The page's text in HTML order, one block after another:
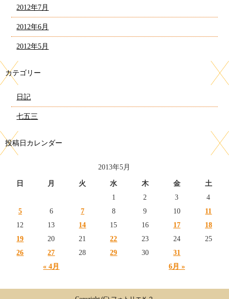
2012年7月
2012年6月
2012年5月
カテゴリー
日記
七五三
投稿日カレンダー
2013年5月
日 月 火 水 木 金 土
« 4月 6月 »
1 2 3
4
5
6 7 8 9 10
11
12
13 14 15 16 17
18
19
20 21 22 23 24
25
26
27 28 29 30 31